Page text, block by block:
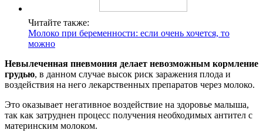
Читайте также:
Молоко при беременности: если очень хочется, то
можно
Невылеченная пневмония делает невозможным кормление
грудью, в данном случае высок риск заражения плода и
воздействия на него лекарственных препаратов через молоко.
Это оказывает негативное воздействие на здоровье малыша,
так как затруднен процесс получения необходимых антител с
материнским молоком.